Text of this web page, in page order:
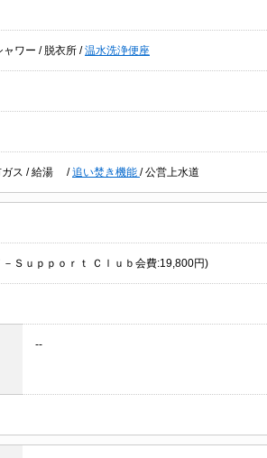
ャワー / 脱衣所 /温水洗浄便座
ス /給湯 /追い焚き機能 /公営上水道
Ｓｕｐｐｏｒｔ Ｃｌｕｂ会費:19,800円)
--